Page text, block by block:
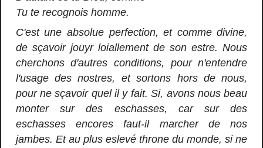
Tu te recognois homme.
C'est une absolue perfection, et comme divine,
de sçavoir jouyr loiallement de son estre. Nous
cherchons d'autres conditions, pour n'entendre
l'usage des nostres, et sortons hors de nous,
pour ne sçavoir quel il y fait. Si, avons nous beau
monter sur des eschasses, car sur des
eschasses encores faut-il marcher de nos
jambes. Et au plus eslevé throne du monde, si ne